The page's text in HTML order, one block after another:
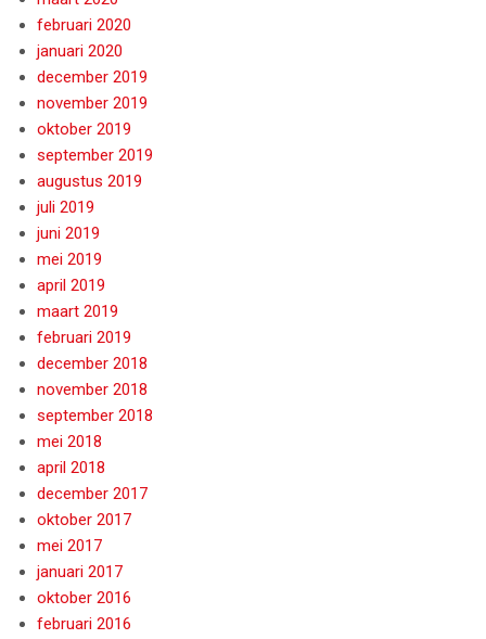
februari 2020
januari 2020
december 2019
november 2019
oktober 2019
september 2019
augustus 2019
juli 2019
juni 2019
mei 2019
april 2019
maart 2019
februari 2019
december 2018
november 2018
september 2018
mei 2018
april 2018
december 2017
oktober 2017
mei 2017
januari 2017
oktober 2016
februari 2016